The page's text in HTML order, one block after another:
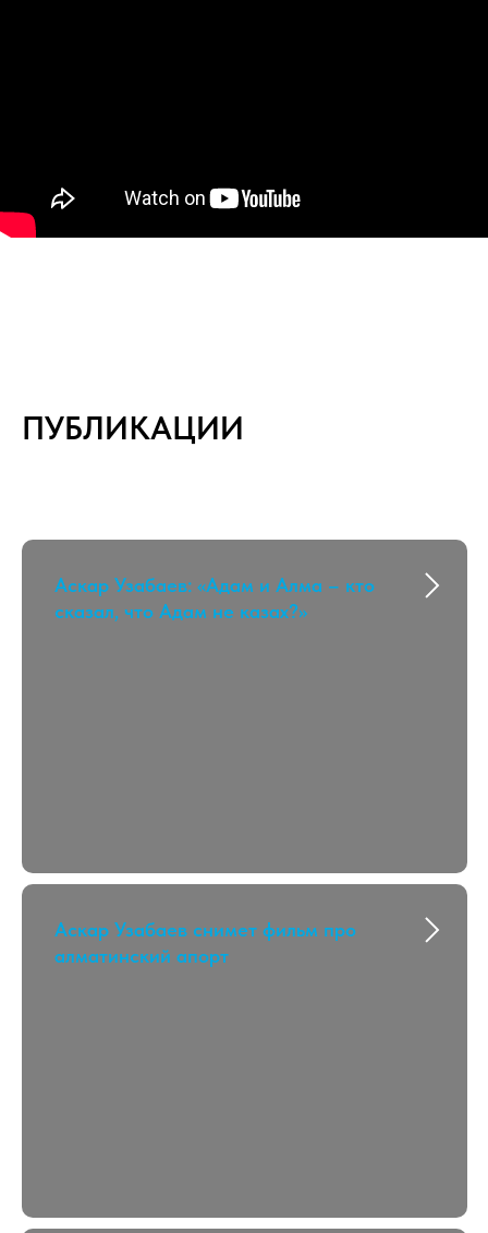
ПУБЛИКАЦИИ
Аскар Узабаев: «Адам и Алма – кто
сказал, что Адам не казах?»
Аскар Узабаев снимет фильм про
алматинский апорт